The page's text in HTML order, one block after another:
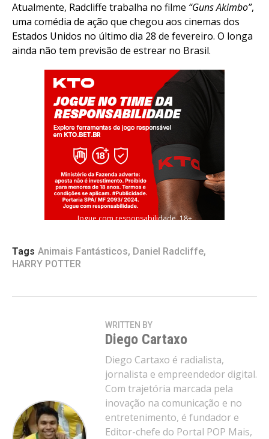
Atualmente, Radcliffe trabalha no filme “Guns Akimbo”,
uma comédia de ação que chegou aos cinemas dos
Estados Unidos no último dia 28 de fevereiro. O longa
ainda não tem previsão de estrear no Brasil.
Jogue com responsabilidade. 18+
Tags Animais Fantásticos, Daniel Radcliffe,
HARRY POTTER
WRITTEN BY
Diego Cartaxo
Diego Cartaxo é radialista,
jornalista e empreendedor digital.
Com trajetória marcada pela
inovação na comunicação e no
entretenimento, é fundador e
Editor-chefe do Portal POP Mais,
Pinterest
Whatsapp
Email